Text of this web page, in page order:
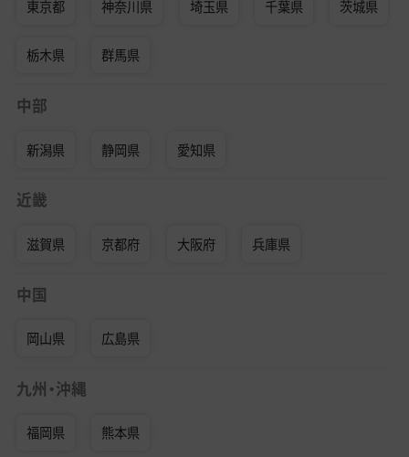
東京都 神奈川県 埼玉県 千葉県 茨城県
栃木県 群馬県
中部
新潟県 静岡県 愛知県
近畿
滋賀県 京都府 大阪府 兵庫県
中国
岡山県 広島県
九州・沖縄
福岡県 熊本県